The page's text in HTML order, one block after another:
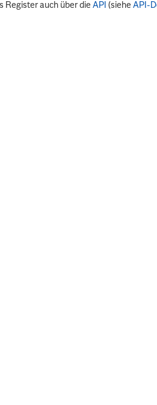
Register auch über dieAPI (sieheAPI-